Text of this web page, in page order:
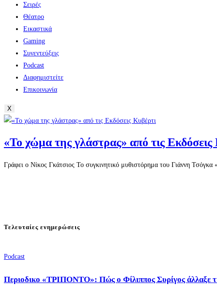
Σειρές
Θέατρο
Εικαστικά
Gaming
Συνεντεύξεις
Podcast
Διαφημιστείτε
Επικοινωνία
X
«Το χώμα της γλάστρας» από τις Εκδόσεις
Γράφει ο Νίκος Γκάτσιος Το συγκινητικό μυθιστόρημα του Γιάννη
Τελευταίες ενημερώσεις
Podcast
Περιοδικο «ΤΡΙΠΟΝΤΟ»: Πώς ο Φίλιππος Συρίγος άλλαξε